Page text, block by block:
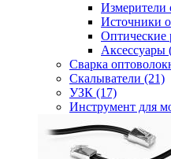
Измерители
Источники
Оптические
Аксессуары
Сварка
Скалыватели (21)
УЗК (17)
Инструмент для